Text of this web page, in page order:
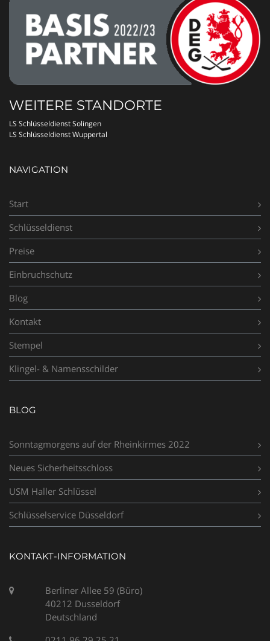
WEITERE STANDORTE
LS Schlüsseldienst Solingen
LS Schlüsseldienst Wuppertal
NAVIGATION
Start
Schlüsseldienst
Preise
Einbruchschutz
Blog
Kontakt
Stempel
Klingel- & Namensschilder
BLOG
Sonntagmorgens auf der Rheinkirmes 2022
Neues Sicherheitsschloss
USM Haller Schlüssel
Schlüsselservice Düsseldorf
KONTAKT-INFORMATION
Berliner Allee 59 (Büro)
40212 Dusseldorf
Deutschland